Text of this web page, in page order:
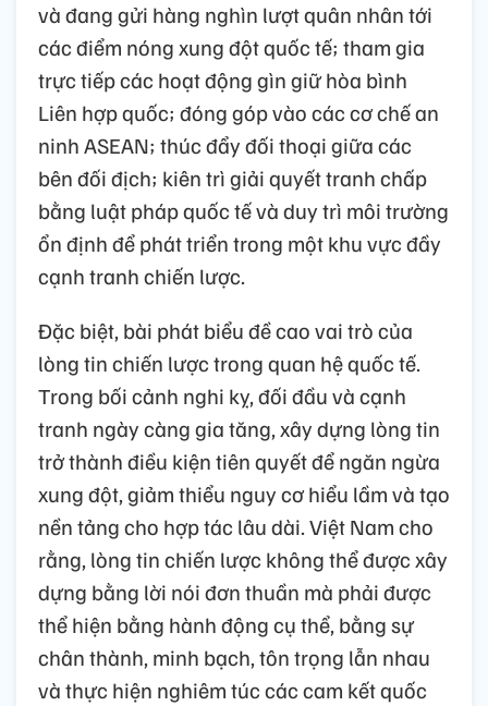
và đang gửi hàng nghìn lượt quân nhân tới
các điểm nóng xung đột quốc tế; tham gia
trực tiếp các hoạt động gìn giữ hòa bình
Liên hợp quốc; đóng góp vào các cơ chế an
ninh ASEAN; thúc đẩy đối thoại giữa các
bên đối địch; kiên trì giải quyết tranh chấp
bằng luật pháp quốc tế và duy trì môi trường
ổn định để phát triển trong một khu vực đầy
cạnh tranh chiến lược.
Đặc biệt, bài phát biểu đề cao vai trò của
lòng tin chiến lược trong quan hệ quốc tế.
Trong bối cảnh nghi kỵ, đối đầu và cạnh
tranh ngày càng gia tăng, xây dựng lòng tin
trở thành điều kiện tiên quyết để ngăn ngừa
xung đột, giảm thiểu nguy cơ hiểu lầm và tạo
nền tảng cho hợp tác lâu dài. Việt Nam cho
rằng, lòng tin chiến lược không thể được xây
dựng bằng lời nói đơn thuần mà phải được
thể hiện bằng hành động cụ thể, bằng sự
chân thành, minh bạch, tôn trọng lẫn nhau
và thực hiện nghiêm túc các cam kết quốc